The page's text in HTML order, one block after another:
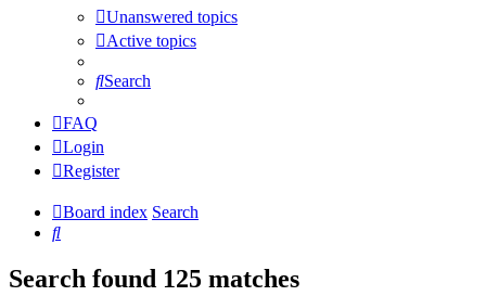
Unanswered topics
Active topics
Search
FAQ
Login
Register
Board index Search
Search
Search found 125 matches